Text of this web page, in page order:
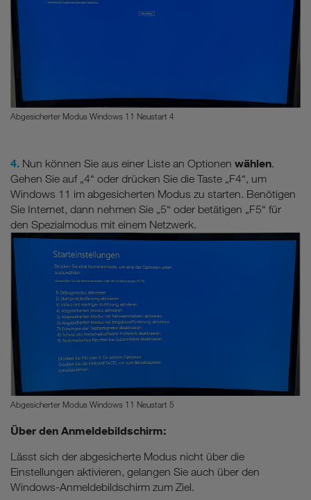
Abgesicherter Modus Windows 11 Neustart 4
4. Nun können Sie aus einer Liste an Optionen wählen.
Gehen Sie auf „4“ oder drücken Sie die Taste „F4“, um
Windows 11 im abgesicherten Modus zu starten. Benötigen
Sie Internet, dann nehmen Sie „5“ oder betätigen „F5“ für
den Spezialmodus mit einem Netzwerk.
Abgesicherter Modus Windows 11 Neustart 5
Über den Anmeldebildschirm:
Lässt sich der abgesicherte Modus nicht über die
Einstellungen aktivieren, gelangen Sie auch über den
Windows-Anmeldebildschirm zum Ziel.